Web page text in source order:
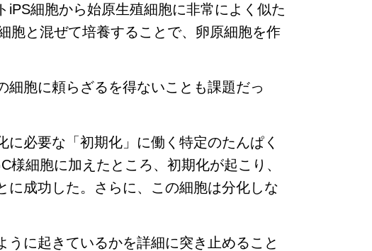
細胞から始原生殖細胞に非常によく似た
胞と混ぜて培養することで、卵原細胞を作
細胞に頼らざるを得ないことも課題だっ
必要な「初期化」に働く特定のたんぱく
細胞に加えたところ、初期化が起こり、
に成功した。さらに、この細胞は分化しな
に起きているかを詳細に突き止めること